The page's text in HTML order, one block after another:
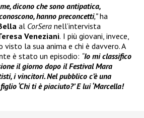
dicono che sono antipatica,
hanno preconcetti,”ha
al CorSera nell’intervista
Veneziani. I più giovani, invece,
visto la sua anima e chi è davvero. A
è stato un episodio: “Io mi classifico
il giorno dopo il Festival Mara
i vincitori. Nel pubblico c’è una
‘Chi ti è piaciuto?’ E lui ‘Marcella!